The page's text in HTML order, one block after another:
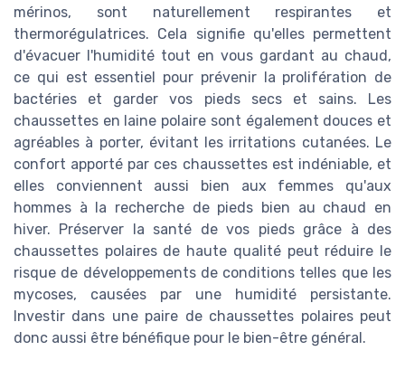
mérinos, sont naturellement respirantes et
thermorégulatrices. Cela signifie qu'elles permettent
d'évacuer l'humidité tout en vous gardant au chaud,
ce qui est essentiel pour prévenir la prolifération de
bactéries et garder vos pieds secs et sains. Les
chaussettes en laine polaire sont également douces et
agréables à porter, évitant les irritations cutanées. Le
confort apporté par ces chaussettes est indéniable, et
elles conviennent aussi bien aux femmes qu'aux
hommes à la recherche de pieds bien au chaud en
hiver. Préserver la santé de vos pieds grâce à des
chaussettes polaires de haute qualité peut réduire le
risque de développements de conditions telles que les
mycoses, causées par une humidité persistante.
Investir dans une paire de chaussettes polaires peut
donc aussi être bénéfique pour le bien-être général.